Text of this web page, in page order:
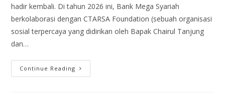
hadir kembali. Di tahun 2026 ini, Bank Mega Syariah
berkolaborasi dengan CTARSA Foundation (sebuah organisasi
sosial terpercaya yang didirikan oleh Bapak Chairul Tanjung
dan…
Continue Reading